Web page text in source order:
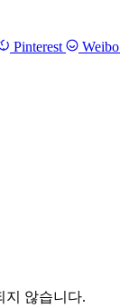
Pinterest Weibo
지 않습니다.